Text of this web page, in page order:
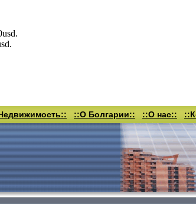
::О Болгарии:: ::О нас::